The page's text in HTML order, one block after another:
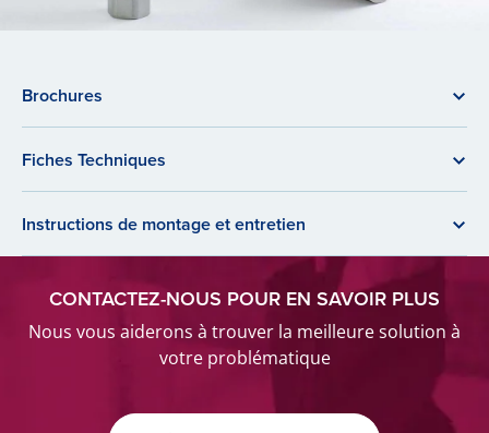
Brochures
Fiches Techniques
Instructions de montage et entretien
CONTACTEZ-NOUS POUR EN SAVOIR PLUS
Nous vous aiderons à trouver la meilleure solution à
votre problématique